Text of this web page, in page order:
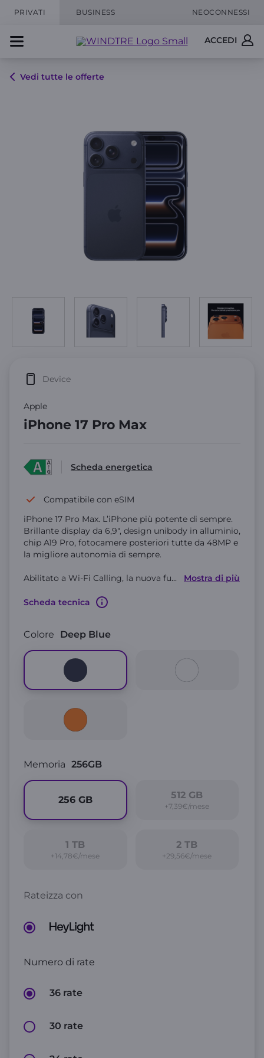
PRIVATI BUSINESS NEOCONNESSI
ACCEDI
Vedi tutte le offerte
Apple
iPhone 17 Pro Max
Device
Scheda energetica
Compatibile con eSIM
iPhone 17 Pro Max. L’iPhone più potente di sempre.
Brillante display da 6,9", design unibody in alluminio,
chip A19 Pro, fotocamere posteriori tutte da 48MP e
la migliore autonomia di sempre.
Abilitato a Wi-Fi Calling, la nuova fu... Mostra di più
Scheda tecnica
Memoria 256GB
256 GB 512 GB
+7,39€/mese
1 TB
+14,78€/mese
2 TB
+29,56€/mese
Colore Deep Blue
Rateizza con
Numero di rate
36 rate
30 rate